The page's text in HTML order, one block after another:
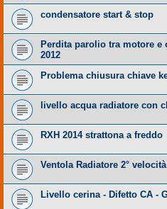
condensatore start & stop
Perdita parolio tra motore e
2012
Problema chiusura chiave
livello acqua radiatore con
RXH 2014 strattona a freddo
Ventola Radiatore 2°
Livello cerina - Difetto CA -